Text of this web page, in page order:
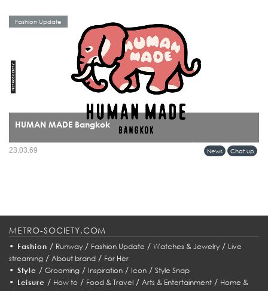
HUMAN MADE Bangkok
บางแบรนด์ไม่ได้แค่เปิดร้านใหม่ แต่กำลัง “วางหมุด” ลงบนแผนที่วัฒนธรรมของเมือง
และการมาถึงของ HUMAN MADE ในกรุงเทพฯ ก็เป็นหนึ่งในโมเมนต์แบบนั้นอย่าง
Fashion Update
News Chat up
23.03.69
METRO-SOCIETY.COM
• Fashion / Runway/ Fashion Update / Watches & Jewelry/ Live
streaming / About brand / For Her
• Style / Grooming/ Inspiration/ Icon/ Style Snap
• Leisure / How to/ Food & Travel/ Arts & Entertainment/ Home &